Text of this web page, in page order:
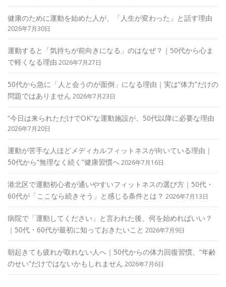
健康のために運動を始めた人が、「人生が変わった」と話す理由
2026年7月30日
運動すると「気持ちが前向きになる」のはなぜ？｜50代から心ま
で軽くなる理由 2026年7月27日
50代から急に「人と会うのが面倒」になる理由｜実は“体力”だけの
問題ではありません 2026年7月23日
“今日は来られただけでOK”な運動施設が、50代以降に必要な理由
2026年7月20日
運動が苦手な人ほどメディカルフィットネスが向いている理由｜
50代から“無理なく続く”健康習慣へ2026年7月16日
港北区で運動初心者が通いやすいフィットネスの選び方｜50代・
60代が「ここなら続きそう」と感じる条件とは？ 2026年7月13日
病院で「運動してください」と言われた後、何を始めればいい？
｜50代・60代が最初に知っておきたいこと 2026年7月9日
朝起きても疲れが取れない人へ｜50代からの体力回復習慣。“年齢
のせい”だけではないかもしれません 2026年7月6日